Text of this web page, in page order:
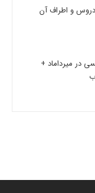
و اطراف آن
در میرداماد +